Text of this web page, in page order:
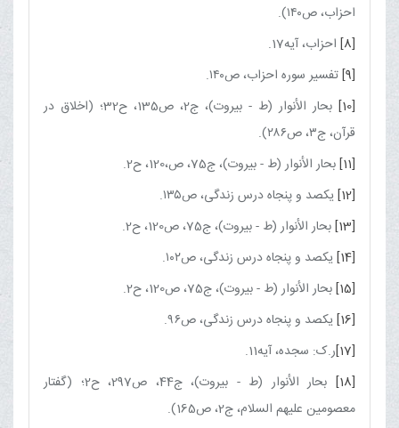
احزاب، ص۱۴۰).
[8] احزاب، آیه17.
[9]تفسیر سوره احزاب، ص۱۴۰.
[10]
بحار الأنوار (ط - بیروت)، ج‏2، ص135، ح32؛ (اخلاق در
قرآن، ج۳، ص۲۸۶).
[11]بحار الأنوار (ط - بیروت)، ج‏75، ص،120، ح2.
[12]یکصد و پنجاه درس زندگی، ص۱۳۵.
[13]بحار الأنوار (ط - بیروت)، ج‏75، ص120، ح2.
[14]یکصد و پنجاه درس زندگی، ص۱۰۲.
[15]بحار الأنوار (ط - بیروت)، ج‏75، ص120، ح2.
[16]یکصد و پنجاه درس زندگی، ص۹۶.
[17]ر.ک: سجده، آیه11.
[18]
بحار الأنوار (ط - بیروت)، ج‏44، ص297، ح2؛ (گفتار
معصومین علیهم السلام، ج‏2، ص165).